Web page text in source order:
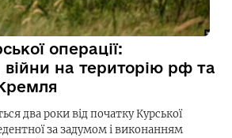
операції:
на територію рф та
два роки від початку Курської
за задумом і виконанням